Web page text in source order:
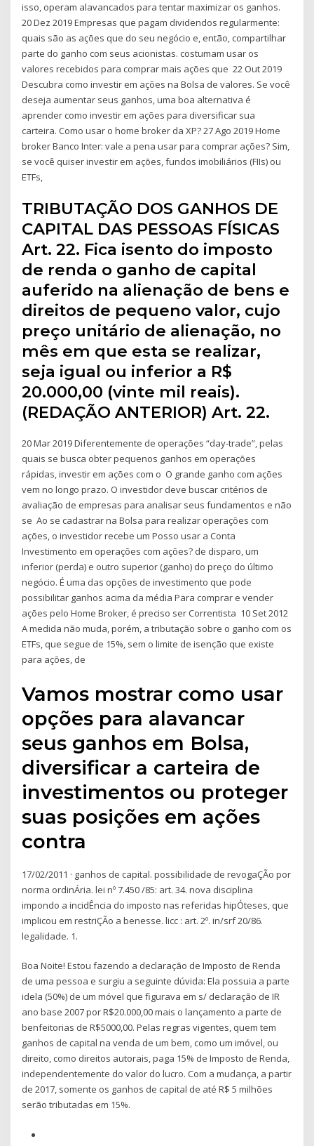
isso, operam alavancados para tentar maximizar os ganhos.
20 Dez 2019 Empresas que pagam dividendos regularmente:
quais são as ações que do seu negócio e, então, compartilhar
parte do ganho com seus acionistas. costumam usar os
valores recebidos para comprar mais ações que 22 Out 2019
Descubra como investir em ações na Bolsa de valores. Se você
deseja aumentar seus ganhos, uma boa alternativa é
aprender como investir em ações para diversificar sua
carteira. Como usar o home broker da XP? 27 Ago 2019 Home
broker Banco Inter: vale a pena usar para comprar ações? Sim,
se você quiser investir em ações, fundos imobiliários (FIIs) ou
ETFs,
TRIBUTAÇÃO DOS GANHOS DE
CAPITAL DAS PESSOAS FÍSICAS
Art. 22. Fica isento do imposto
de renda o ganho de capital
auferido na alienação de bens e
direitos de pequeno valor, cujo
preço unitário de alienação, no
mês em que esta se realizar,
seja igual ou inferior a R$
20.000,00 (vinte mil reais).
(REDAÇÃO ANTERIOR) Art. 22.
20 Mar 2019 Diferentemente de operações “day-trade”, pelas
quais se busca obter pequenos ganhos em operações
rápidas, investir em ações com o O grande ganho com ações
vem no longo prazo. O investidor deve buscar critérios de
avaliação de empresas para analisar seus fundamentos e não
se Ao se cadastrar na Bolsa para realizar operações com
ações, o investidor recebe um Posso usar a Conta
Investimento em operações com ações? de disparo, um
inferior (perda) e outro superior (ganho) do preço do último
negócio. É uma das opções de investimento que pode
possibilitar ganhos acima da média Para comprar e vender
ações pelo Home Broker, é preciso ser Correntista 10 Set 2012
A medida não muda, porém, a tributação sobre o ganho com os
ETFs, que segue de 15%, sem o limite de isenção que existe
para ações, de
Vamos mostrar como usar
opções para alavancar
seus ganhos em Bolsa,
diversificar a carteira de
investimentos ou proteger
suas posições em ações
contra
17/02/2011 · ganhos de capital. possibilidade de revogaÇÃo por
norma ordinÁria. lei nº 7.450 /85: art. 34. nova disciplina
impondo a incidÊncia do imposto nas referidas hipÓteses, que
implicou em restriÇÃo a benesse. licc : art. 2º. in/srf 20/86.
legalidade. 1.
Boa Noite! Estou fazendo a declaração de Imposto de Renda
de uma pessoa e surgiu a seguinte dúvida: Ela possuia a parte
idela (50%) de um móvel que figurava em s/ declaração de IR
ano base 2007 por R$20.000,00 mais o lançamento a parte de
benfeitorias de R$5000,00. Pelas regras vigentes, quem tem
ganhos de capital na venda de um bem, como um imóvel, ou
direito, como direitos autorais, paga 15% de Imposto de Renda,
independentemente do valor do lucro. Com a mudança, a partir
de 2017, somente os ganhos de capital de até R$ 5 milhões
serão tributadas em 15%.